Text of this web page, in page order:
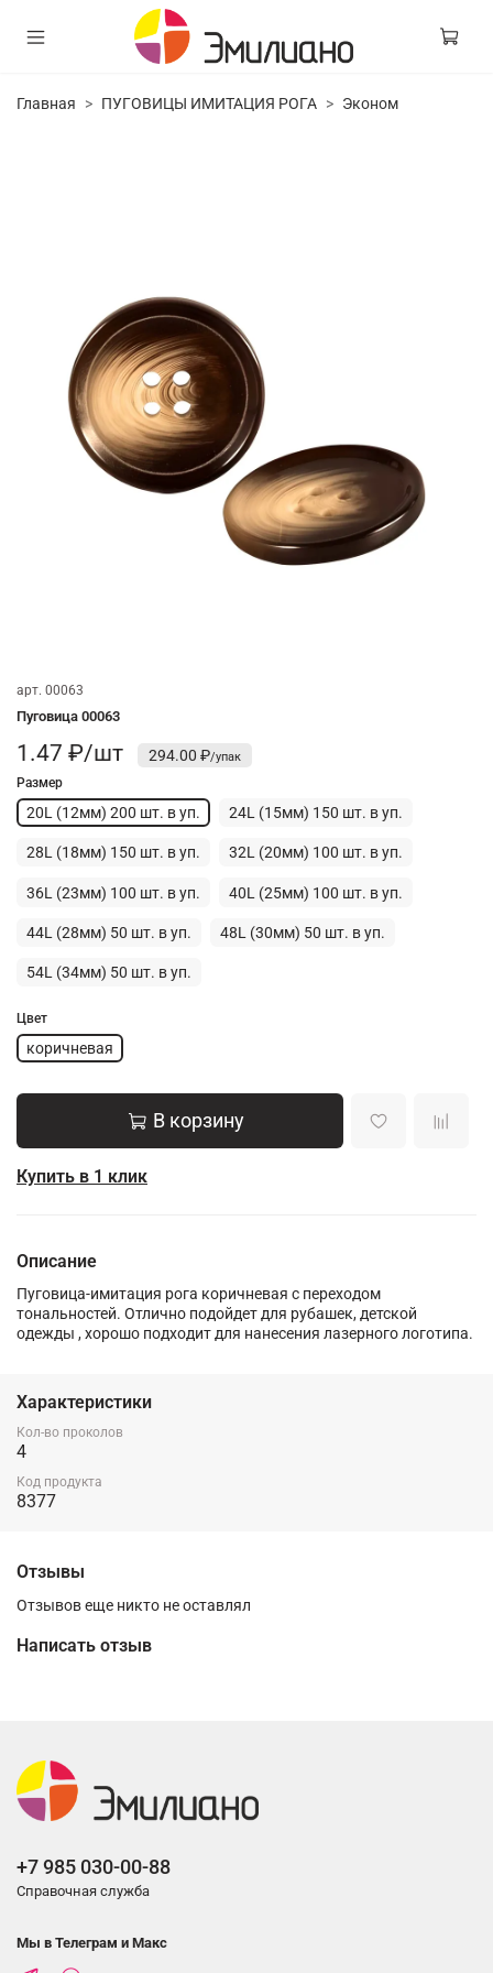
Главная ПУГОВИЦЫ ИМИТАЦИЯ РОГА Эконом
арт. 00063
Пуговица 00063
1.47 ₽/шт 294.00 ₽
Размер
20L (12мм) 200 шт. в уп. 24L (15мм) 150 шт. в уп.
28L (18мм) 150 шт. в уп. 32L (20мм) 100 шт. в уп.
36L (23мм) 100 шт. в уп. 40L (25мм) 100 шт. в уп.
44L (28мм) 50 шт. в уп. 48L (30мм) 50 шт. в уп.
54L (34мм) 50 шт. в уп.
Цвет
коричневая
В корзину
Купить в 1 клик
Описание
Пуговица-имитация рога коричневая с переходом
тональностей. Отлично подойдет для рубашек, детской
одежды , хорошо подходит для нанесения лазерного логотипа.
Характеристики
Кол-во проколов
4
Код продукта
8377
Отзывы
Отзывов еще никто не оставлял
Написать отзыв
+7 985 030-00-88
Справочная служба
Мы в Телеграм и Макс